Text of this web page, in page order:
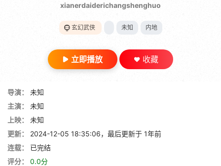
xianerdaiderichangshenghuo
玄幻武侠 未知 内地
立即播放 收藏
导演：
未知
主演：
未知
上映：
未知
更新：
2024-12-05 18:35:06，最后更新于 1年前
连载：
已完结
评分：
0.0分